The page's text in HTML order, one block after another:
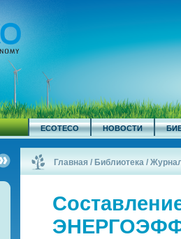
ECOTECO НОВОСТИ
Главная / Библиотека /